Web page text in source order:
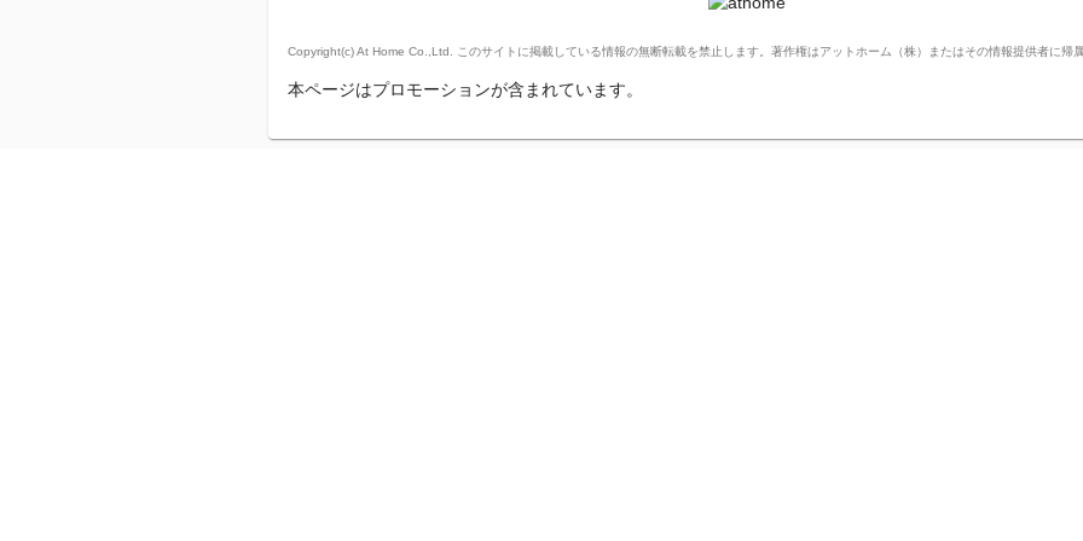
Copyright(c) At Home Co.,Ltd. このサイトに掲載している情報の無断転載を禁止します。著作権はアットホーム（株）またはその情報提供者に帰属
本ページはプロモーションが含まれています。